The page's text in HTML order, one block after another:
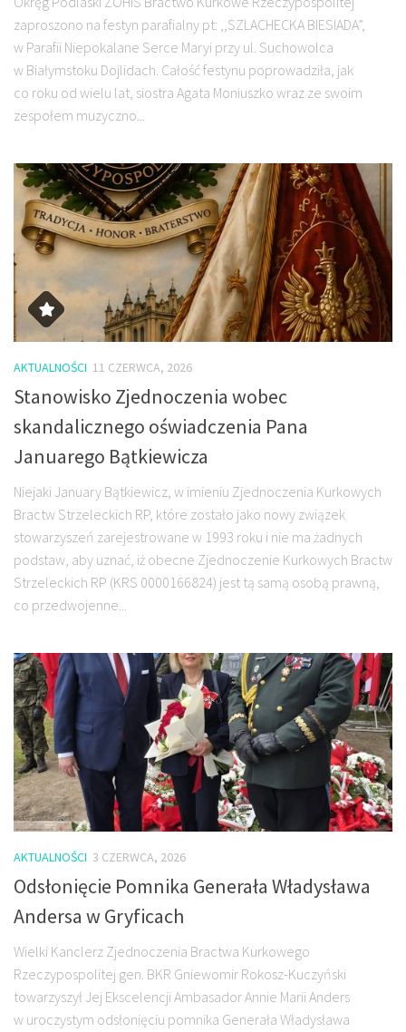
zaproszono na festyn parafialny pt: ,,SZLACHECKA BIESIADA”,
w Parafii Niepokalane Serce Maryi przy ul. Suchowolca
w Białymstoku Dojlidach. Całość festynu poprowadziła, jak
co roku od wielu lat, siostra Agata Moniuszko wraz ze swoim
zespołem muzyczno...
AKTUALNOŚCI 11 CZERWCA, 2026
Stanowisko Zjednoczenia wobec
skandalicznego oświadczenia Pana
Januarego Bątkiewicza
Niejaki January Bątkiewicz, w imieniu Zjednoczenia Kurkowych
Bractw Strzeleckich RP, które zostało jako nowy związek
stowarzyszeń zarejestrowane w 1993 roku i nie ma żadnych
podstaw, aby uznać, iż obecne Zjednoczenie Kurkowych Bractw
Strzeleckich RP (KRS 0000166824) jest tą samą osobą prawną,
co przedwojenne...
AKTUALNOŚCI 3 CZERWCA, 2026
Odsłonięcie Pomnika Generała Władysława
Andersa w Gryficach
Wielki Kanclerz Zjednoczenia Bractwa Kurkowego
Rzeczypospolitej gen. BKR Gniewomir Rokosz-Kuczyński
towarzyszył Jej Ekscelencji Ambasador Annie Marii Anders
w uroczystym odsłonięciu pomnika Generała Władysława